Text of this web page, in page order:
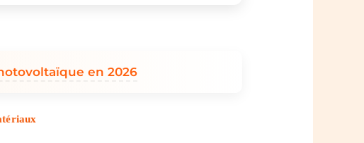
en 2026